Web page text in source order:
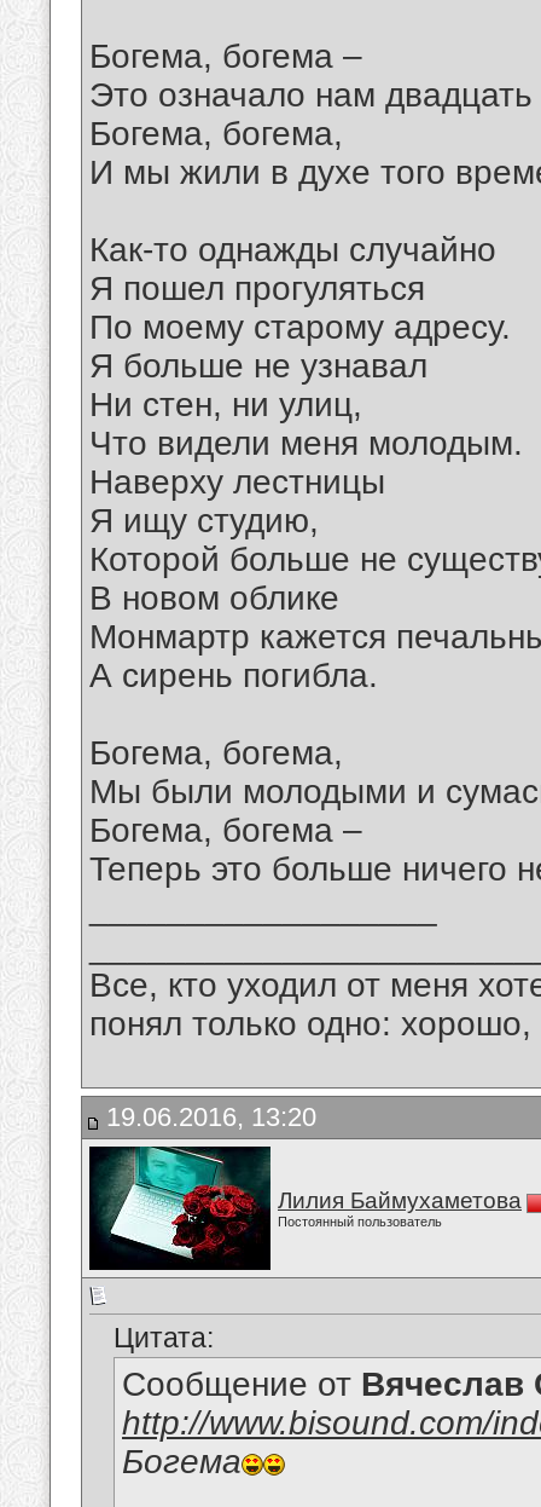
Богема, богема –
Это означало нам двадцать
Богема, богема,
И мы жили в духе того
Как-то однажды случайно
Я пошел прогуляться
По моему старому адресу.
Я больше не узнавал
Ни стен, ни улиц,
Что видели меня молодым.
Наверху лестницы
Я ищу студию,
Которой больше не
В новом облике
Монмартр кажется
А сирень погибла.
Богема, богема,
Мы были молодыми и
Богема, богема –
Теперь это больше ничего
Все, кто уходил от меня
понял только одно:
19.06.2016, 13:20
Лилия Баймухаметова
Постоянный пользователь
Цитата:
Сообщение от Вячеслав
http://www.bisound.com/
Богема